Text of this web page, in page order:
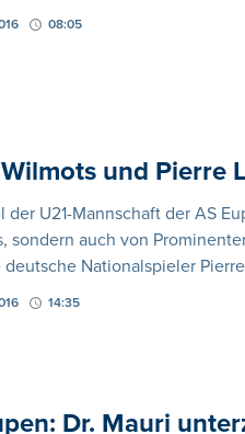
08:05
und Pierre
der U21-Mannschaft der AS
sondern auch von
deutsche Nationalspieler
14:35
Dr. Mauri